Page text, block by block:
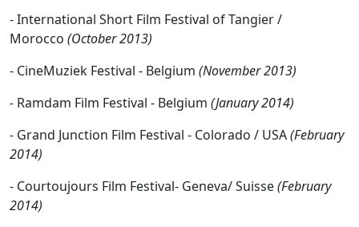
- International Short Film Festival of Tangier /
Morocco (October 2013)
- CineMuziek Festival - Belgium (November 2013)
- Ramdam Film Festival - Belgium (January 2014)
- Grand Junction Film Festival - Colorado / USA(February
2014)
- Courtoujours Film Festival- Geneva/ Suisse(February
2014)